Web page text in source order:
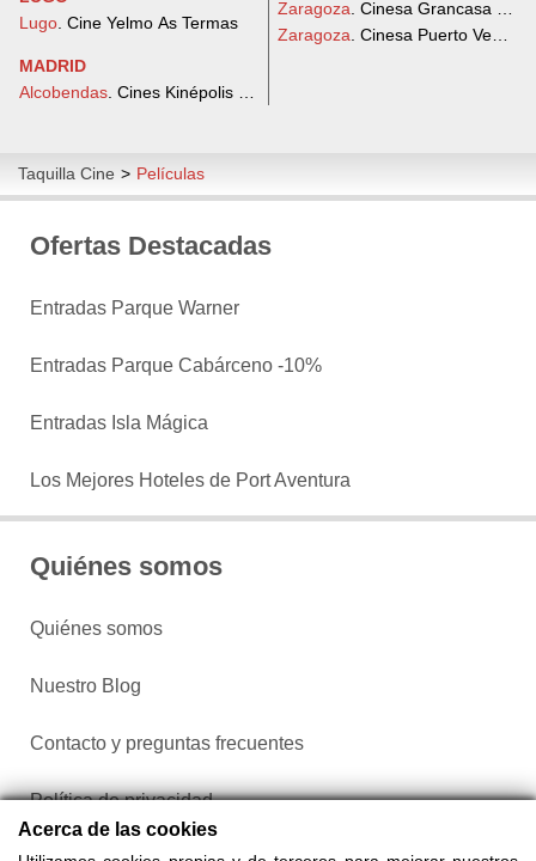
Lugo . Cine Yelmo As Termas
MADRID
Alcobendas . Cines Kinépolis Diversia (Ábaco Alcobendas)
Zaragoza . Cinesa Grancasa 3D
Zaragoza . Cinesa Puerto Venecia
Taquilla Cine > Películas
Ofertas Destacadas
Entradas Parque Warner
Entradas Parque Cabárceno -10%
Entradas Isla Mágica
Los Mejores Hoteles de Port Aventura
Quiénes somos
Quiénes somos
Nuestro Blog
Contacto y preguntas frecuentes
Política de privacidad
Acerca de las cookies